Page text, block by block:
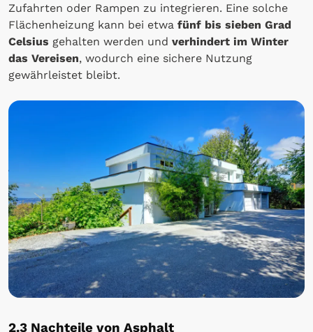
Zufahrten oder Rampen zu integrieren. Eine solche
Flächenheizung kann bei etwa fünf bis sieben Grad
Celsius gehalten werden und verhindert im Winter
das Vereisen, wodurch eine sichere Nutzung
gewährleistet bleibt.
2.3 Nachteile von Asphalt